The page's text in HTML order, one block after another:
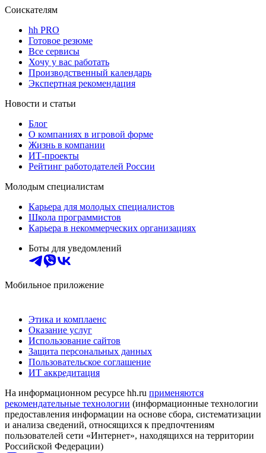
Соискателям
hh PRO
Готовое резюме
Все сервисы
Хочу у вас работать
Производственный календарь
Экспертная рекомендация
Новости и статьи
Блог
О компаниях в игровой форме
Жизнь в компании
ИТ-проекты
Рейтинг работодателей России
Молодым специалистам
Карьера для молодых специалистов
Школа программистов
Карьера в некоммерческих организациях
Боты для уведомлений
Мобильное приложение
Этика и комплаенс
Оказание услуг
Использование сайтов
Защита персональных данных
Пользовательское соглашение
ИТ аккредитация
На информационном ресурсе hh.ru применяются
рекомендательные технологии (информационные технологии
предоставления информации на основе сбора, систематизации
и анализа сведений, относящихся к предпочтениям
пользователей сети «Интернет», находящихся на территории
Российской Федерации)